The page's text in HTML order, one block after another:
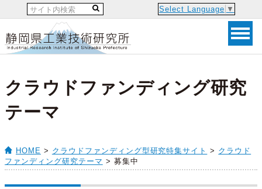
Select Language ▼
クラウドファンディング研究
テーマ
HOME > クラウドファンディング型研究特集サイト > クラウド
ファンディング研究テーマ > 募集中